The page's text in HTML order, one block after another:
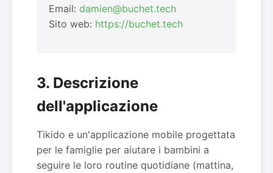
Email: damien@buchet.tech
Sito web: https://buchet.tech
3. Descrizione
dell'applicazione
Tikido e un'applicazione mobile progettata
per le famiglie per aiutare i bambini a
seguire le loro routine quotidiane (mattina,